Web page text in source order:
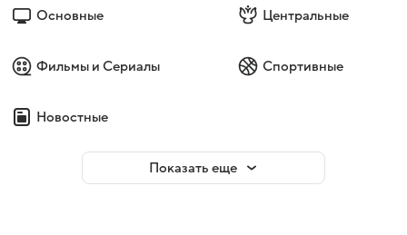
Основные Центральные
Фильмы и Сериалы Спортивные
Новостные
Показать еще